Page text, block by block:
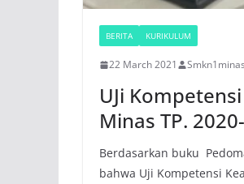
BERITA KURIKULUM
22 March 2021 Smkn1minas
UJi
Minas TP.
Berdasarkan buku
bahwa Uji Kompetensi